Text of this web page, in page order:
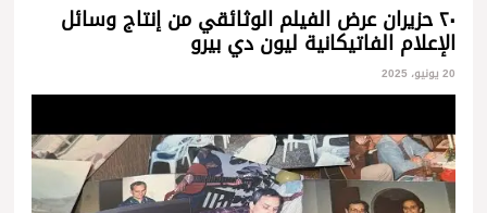
٢٠ حزيران عرض الفيلم الوثائقي من إنتاج وسائل
الإعلام الفاتيكانية ليون دي بيرو
20 يونيو، 2025